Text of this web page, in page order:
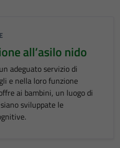
all’asilo nido
adeguato servizio di
e nella loro funzione
ai bambini, un luogo di
sviluppate le